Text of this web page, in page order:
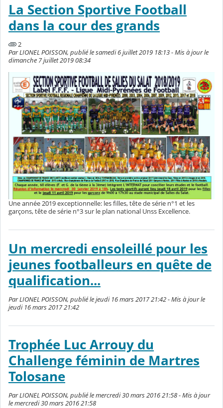
La Section Sportive Football
dans la cour des grands
2
Par LIONEL POISSON, publié le samedi 6 juillet 2019 18:13 - Mis à jour le
dimanche 7 juillet 2019 08:34
Une année 2019 exceptionnelle: les filles, tête de série n°1 et les
garçons, tête de série n°3 sur le plan national Unss Excellence.
Un mercredi ensoleillé pour les
jeunes footballeurs en quête de
qualification...
Par LIONEL POISSON, publié le jeudi 16 mars 2017 21:42 - Mis à jour le
jeudi 16 mars 2017 21:42
Trophée Luc Arrouy du
Challenge féminin de Martres
Tolosane
Par LIONEL POISSON, publié le mercredi 30 mars 2016 21:58 - Mis à jour
le mercredi 30 mars 2016 21:58